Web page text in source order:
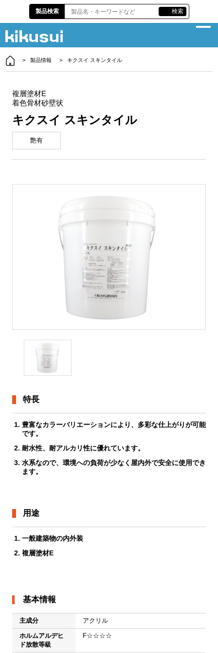
企業情報
サスティナビリティ
製品情報
各種資料
株主・投資家情報
資料請求
よくある質問
製品検索 検索
製品情報 キクスイ スキンタイル
複層塗材E
着色骨材砂壁状
キクスイ スキンタイル
艶有
特長
豊富なカラーバリエーションにより、多彩な仕上がりが可能
です。
耐水性、耐アルカリ性に優れています。
水系なので、環境への負荷が少なく屋内外で安全に使用でき
ます。
用途
一般建築物の内外装
複層塗材E
基本情報
主成分 アクリル
ホルムアルデヒ
ド放散等級
F☆☆☆☆